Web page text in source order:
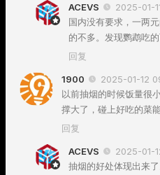
ACEVS
2025-01-
国内没有要求，一两
的不多。发现鹦鹉吃的
回复
1900
2025-01-12
以前抽烟的时候饭量很
撑大了，碰上好吃的菜
回复
ACEVS
2025-01-
抽烟的好处体现出来了